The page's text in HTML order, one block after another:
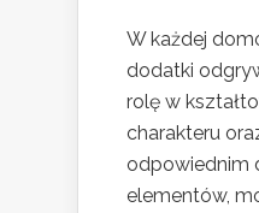
W każdej
dodatki
rolę w
charakteru
odpowiednim
elementów,